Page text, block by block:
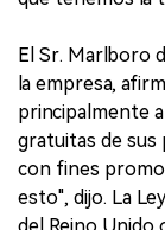
El Sr. Marlboro
la empresa,
principalmente
gratuitas de sus
con fines
esto", dijo. La
del Reino